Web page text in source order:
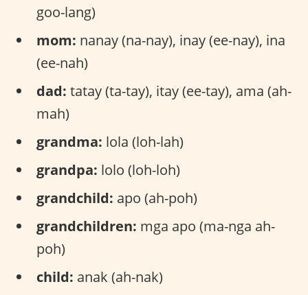
goo-lang)
mom: nanay (na-nay), inay (ee-nay), ina
(ee-nah)
dad: tatay (ta-tay), itay (ee-tay), ama (ah-
mah)
grandma: lola (loh-lah)
grandpa: lolo (loh-loh)
grandchild: apo (ah-poh)
grandchildren: mga apo (ma-nga ah-
poh)
child: anak (ah-nak)